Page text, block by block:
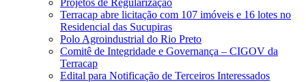
Terracap abre licitação com 107 imóveis e 16 lotes no
Residencial das Sucupiras
Polo Agroindustrial do Rio Preto
Comitê de Integridade e Governança – CIGOV da
Terracap
Edital para Notificação de Terceiros Interessados